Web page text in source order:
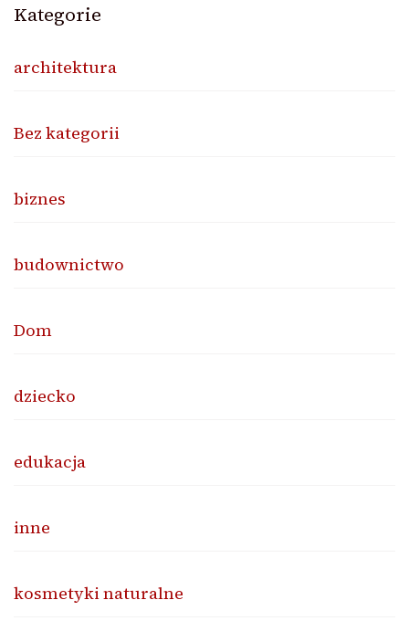
Kategorie
architektura
Bez kategorii
biznes
budownictwo
Dom
dziecko
edukacja
inne
kosmetyki naturalne